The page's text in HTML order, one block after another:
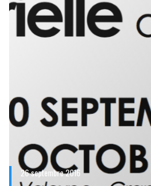
26 septembre 2016